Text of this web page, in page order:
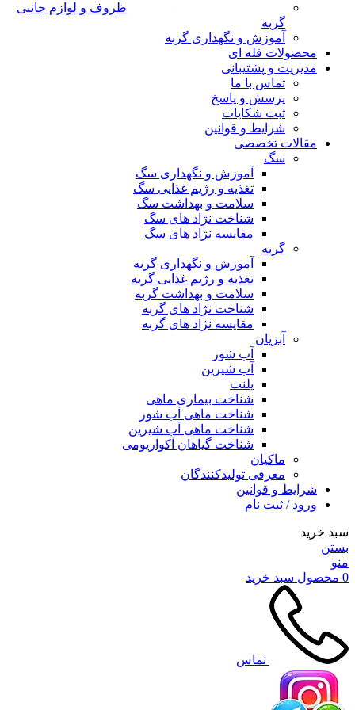
ظروف و لوازم جانبی
گربه
آموزش و نگهداری گربه
محصولات فله ای
مدیریت و پشتیبانی
تماس با ما
پرسش و پاسخ
ثبت شکایات
شرایط و قوانین
مقالات تخصصی
سگ
آموزش و نگهداری سگ
تغذیه و رژیم غذایی سگ
سلامت و بهداشت سگ
شناخت نژاد های سگ
مقایسه نژاد های سگ
گربه
آموزش و نگهداری گربه
تغذیه و رژیم غذایی گربه
سلامت و بهداشت گربه
شناخت نژاد های گربه
مقایسه نژاد های گربه
آبزیان
آب شور
آب شیرین
پلنت
شناخت بیماری ماهی
شناخت ماهی آب شور
شناخت ماهی آب شیرین
شناخت گیاهان آکواریومی
ماکیان
معرفی تولیدکنندگان
شرایط و قوانین
ورود / ثبت نام
سبد خرید
بستن
منو
0 محصول سبد خرید
تماس